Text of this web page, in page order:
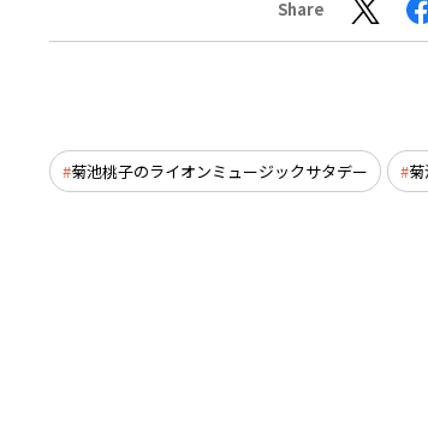
Share
菊池桃子のライオンミュージックサタデー